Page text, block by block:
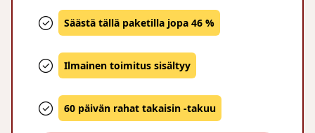
Säästä tällä paketilla jopa 46 %
Ilmainen toimitus sisältyy
60 päivän rahat takaisin -takuu